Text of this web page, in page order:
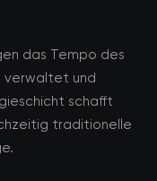
das Tempo des
verwaltet und
schafft
traditionelle